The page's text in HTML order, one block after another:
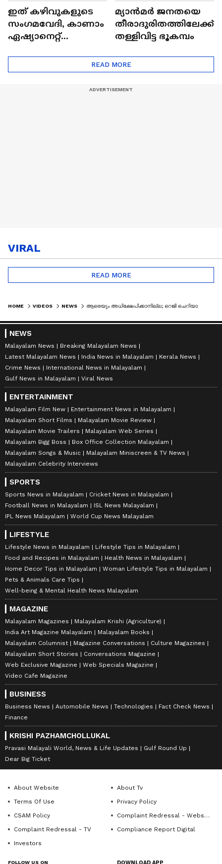
ഇത് കഴിവുകളുടെ
സംഗമവേദി, കാണാം
ഏഷ്യാനെറ്റ്
മ്യാൻമർ ജനതയെ
തീരാദുരിതത്തിലേക്ക്
തള്ളിവിട്ട ഭൂകമ്പം
READ MORE
VIRAL
READ MORE
HOME VIDEOS NEWS
NEWS
Malayalam News
Breaking Malayalam News
Latest Malayalam News
India News in Malayalam
Kerala News
Crime News
International News in Malayalam
Gulf News in Malayalam
Viral News
ENTERTAINMENT
Malayalam Film New
Entertainment News in Malayalam
Malayalam Short Films
Malayalam Movie Review
Malayalam Movie Trailers
Malayalam Web Series
Malayalam Bigg Boss
Box Office Collection Malayalam
Malayalam Songs & Music
Malayalam Miniscreen & TV News
Malayalam Celebrity Interviews
SPORTS
Sports News in Malayalam
Cricket News in Malayalam
Football News in Malayalam
ISL News Malayalam
IPL News Malayalam
World Cup News Malayalam
LIFESTYLE
Lifestyle News in Malayalam
Lifestyle Tips in Malayalam
Food and Recipes in Malayalam
Health News in Malayalam
Home Decor Tips in Malayalam
Woman Lifestyle Tips in Malayalam
Pets & Animals Care Tips
Well-being & Mental Health News Malayalam
MAGAZINE
Malayalam Magazines
Malayalam Krishi (Agriculture)
India Art Magazine Malayalam
Malayalam Books
Malayalam Columnist
Magazine Conversations
Culture Magazines
Malayalam Short Stories
Conversations Magazine
Web Exclusive Magazine
Web Specials Magazine
Video Cafe Magazine
BUSINESS
Business News Automobile News Technologies
Fact Check News
Finance
KRISHI PAZHAMCHOLLUKAL
Pravasi Malayali World, News & Life Updates
Gulf Round Up
Dear Big Ticket
About Website
About Tv
Terms Of Use
Privacy Policy
CSAM Policy
Complaint Redressal - Website
Complaint Redressal - TV
Compliance Report Digital
Investors
FOLLOW US ON DOWNLOAD APP